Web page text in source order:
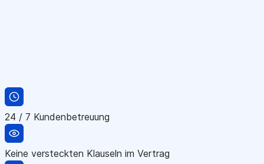
24 / 7 Kundenbetreuung
Keine versteckten Klauseln im Vertrag